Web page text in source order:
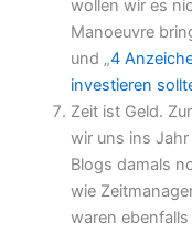
wollen wir es
Manoeuvre
und „4
investieren
Zeit ist Geld.
wir uns ins
Blogs damals
wie
waren